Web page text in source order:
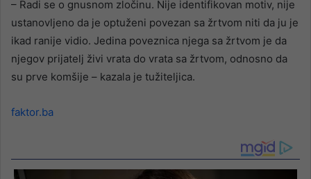
– Radi se o gnusnom zločinu. Nije identifikovan motiv, nije
ustanovljeno da je optuženi povezan sa žrtvom niti da ju je
ikad ranije vidio. Jedina poveznica njega sa žrtvom je da
njegov prijatelj živi vrata do vrata sa žrtvom, odnosno da
su prve komšije – kazala je tužiteljica.
faktor.ba